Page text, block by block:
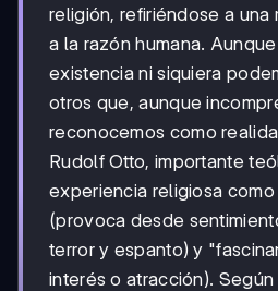
religión, refiriéndose a una
a la razón humana.
existencia ni siquiera
otros que, aunque
reconocemos como
Rudolf Otto, importante
experiencia religiosa
(provoca desde
terror y espanto) y
interés o atracción).